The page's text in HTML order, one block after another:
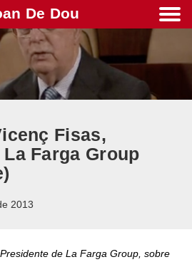
De Dou
Fisas,
Farga Group
2013
de La Farga Group, sobre